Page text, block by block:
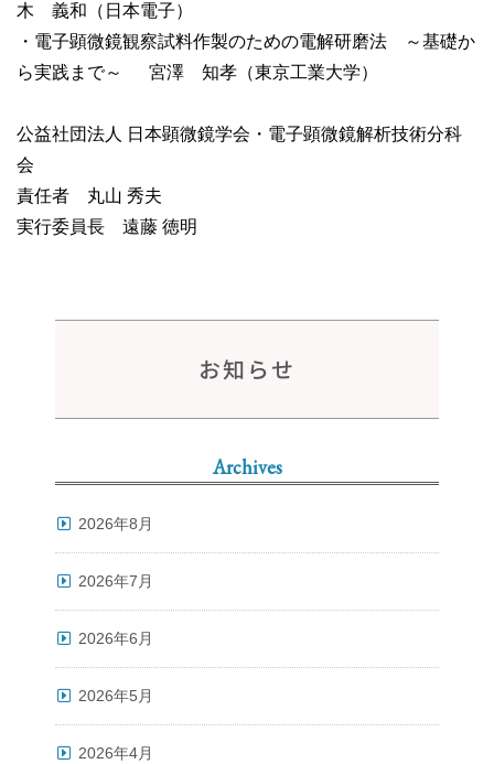
木 義和（日本電子）
・電子顕微鏡観察試料作製のための電解研磨法 ～基礎か
ら実践まで～ 宮澤 知孝（東京工業大学）
公益社団法人 日本顕微鏡学会・電子顕微鏡解析技術分科
会
責任者 丸山 秀夫
実行委員長 遠藤 徳明
お知らせ
Archives
2026年8月
2026年7月
2026年6月
2026年5月
2026年4月